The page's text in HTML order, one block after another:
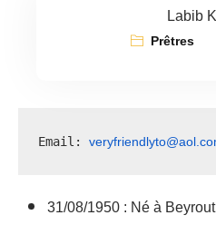
Labib
Prêtres
Email:
31/08/1950 : Né à